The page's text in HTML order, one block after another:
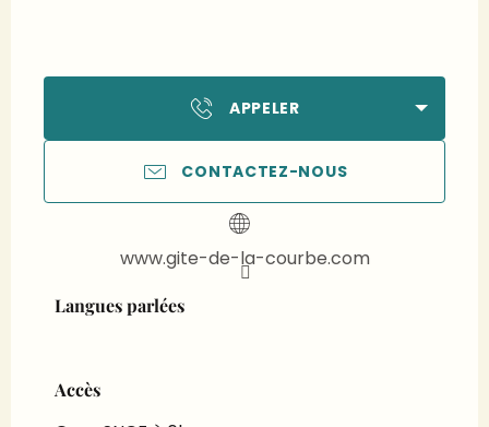
APPELER
CONTACTEZ-NOUS
www.gite-de-la-courbe.com
Langues parlées
Langues parlées
Accès
Accès